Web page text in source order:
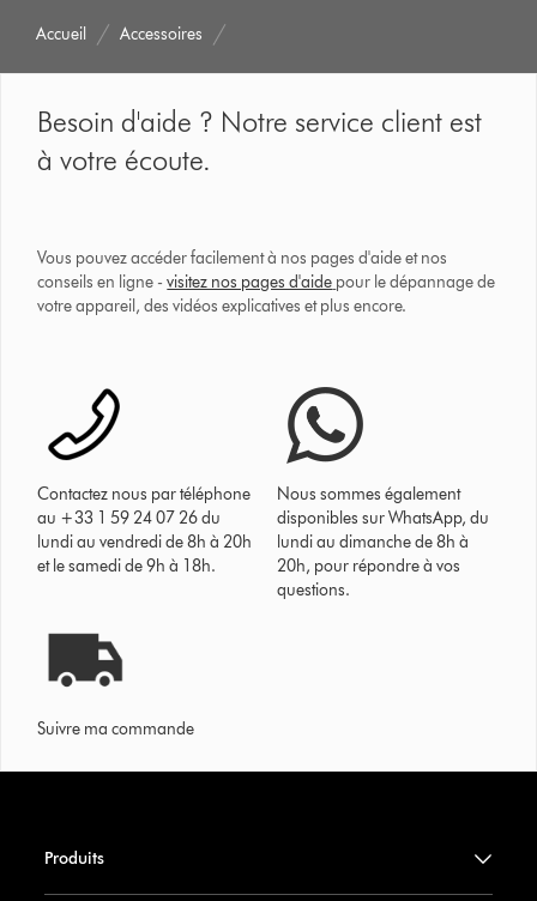
Accueil Accessoires
Besoin d'aide ? Notre service client est
à votre écoute.
Vous pouvez accéder facilement à nos pages d'aide et nos
conseils en ligne -visitez nos pages d'aide pour le dépannage de
votre appareil, des vidéos explicatives et plus encore.
Contactez nous par téléphone
au +33 1 59 24 07 26 du
lundi au vendredi de 8h à 20h
et le samedi de 9h à 18h.
Nous sommes également
disponibles sur WhatsApp, du
lundi au dimanche de 8h à
20h, pour répondre à vos
questions.
Suivre ma commande
Produits